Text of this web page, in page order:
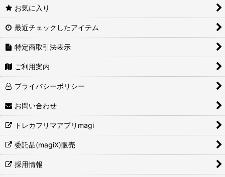
お気に入り
最近チェックしたアイテム
特定商取引法表示
ご利用案内
プライバシーポリシー
お問い合わせ
トレカフリマアプリmagi
委託品(magiX)販売
採用情報